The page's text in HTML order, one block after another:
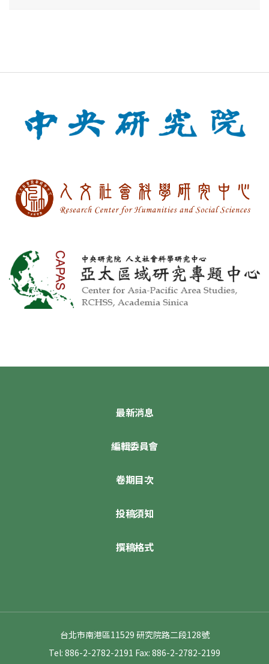
最新消息
編輯委員會
卷期目次
投稿須知
撰稿格式
台北市南港區11529 研究院路二段128號
Tel: 886-2-2782-2191 Fax: 886-2-2782-2199